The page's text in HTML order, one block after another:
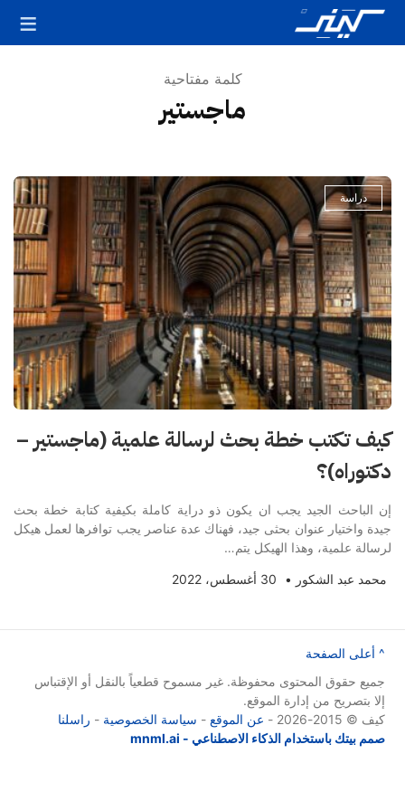
كلمة مفتاحية
ماجستير
دراسة
كيف تكتب خطة بحث لرسالة علمية (ماجستير –
دكتوراه)؟
إن الباحث الجيد يجب ان يكون ذو دراية كاملة بكيفية كتابة خطة بحث
جيدة واختيار عنوان بحثى جيد، فهناك عدة عناصر يجب توافرها لعمل هيكل
لرسالة علمية، وهذا الهيكل يتم…
محمد عبد الشكور • 30 أغسطس، 2022
^ أعلى الصفحة
جميع حقوق المحتوى محفوظة. غير مسموح قطعياً بالنقل أو الإقتباس
إلا بتصريح من إدارة الموقع.
كيف © 2015-2026 -
عن الموقع - سياسة الخصوصية - راسلنا
صمم بيتك باستخدام الذكاء الاصطناعي - mnml.ai